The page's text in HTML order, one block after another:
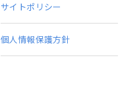
サイトポリシー
個人情報保護方針